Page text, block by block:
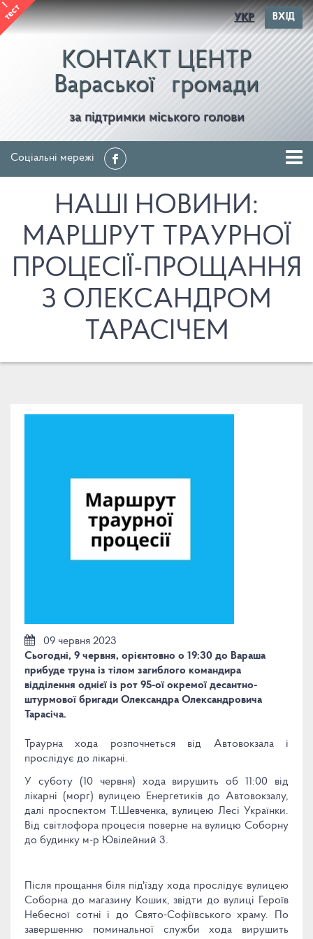
!тест УКР ВХІД
КОНТАКТ ЦЕНТР
Вараської
громади
за підтримки міського голови
Соціальні мережі
НАШІ НОВИНИ:
МАРШРУТ ТРАУРНОЇ
ПРОЦЕСІЇ-ПРОЩАННЯ
З ОЛЕКСАНДРОМ
ТАРАСІЧЕМ
09 червня 2023
Сьогодні, 9 червня, орієнтовно о 19:30 до Вараша
прибуде труна із тілом загиблого командира
відділення однієї із рот 95-ої окремої десантно-
штурмової бригади Олександра Олександровича
Тарасіча.
Траурна хода розпочнеться від Автовокзала і
прослідує до лікарні.
У суботу (10 червня) хода вирушить об 11:00 від
лікарні (морг) вулицею Енергетиків до Автовокзалу,
далі проспектом Т.Шевченка, вулицею Лесі Українки.
Від світлофора процесія поверне на вулицю Соборну
до будинку м-р Ювілейний 3.
Після прощання біля під'їзду хода прослідує вулицею
Соборна до магазину Кошик, звідти до вулиці Героїв
Небесної сотні і до Свято-Софіївського храму. По
завершенню поминальної служби хода вирушить